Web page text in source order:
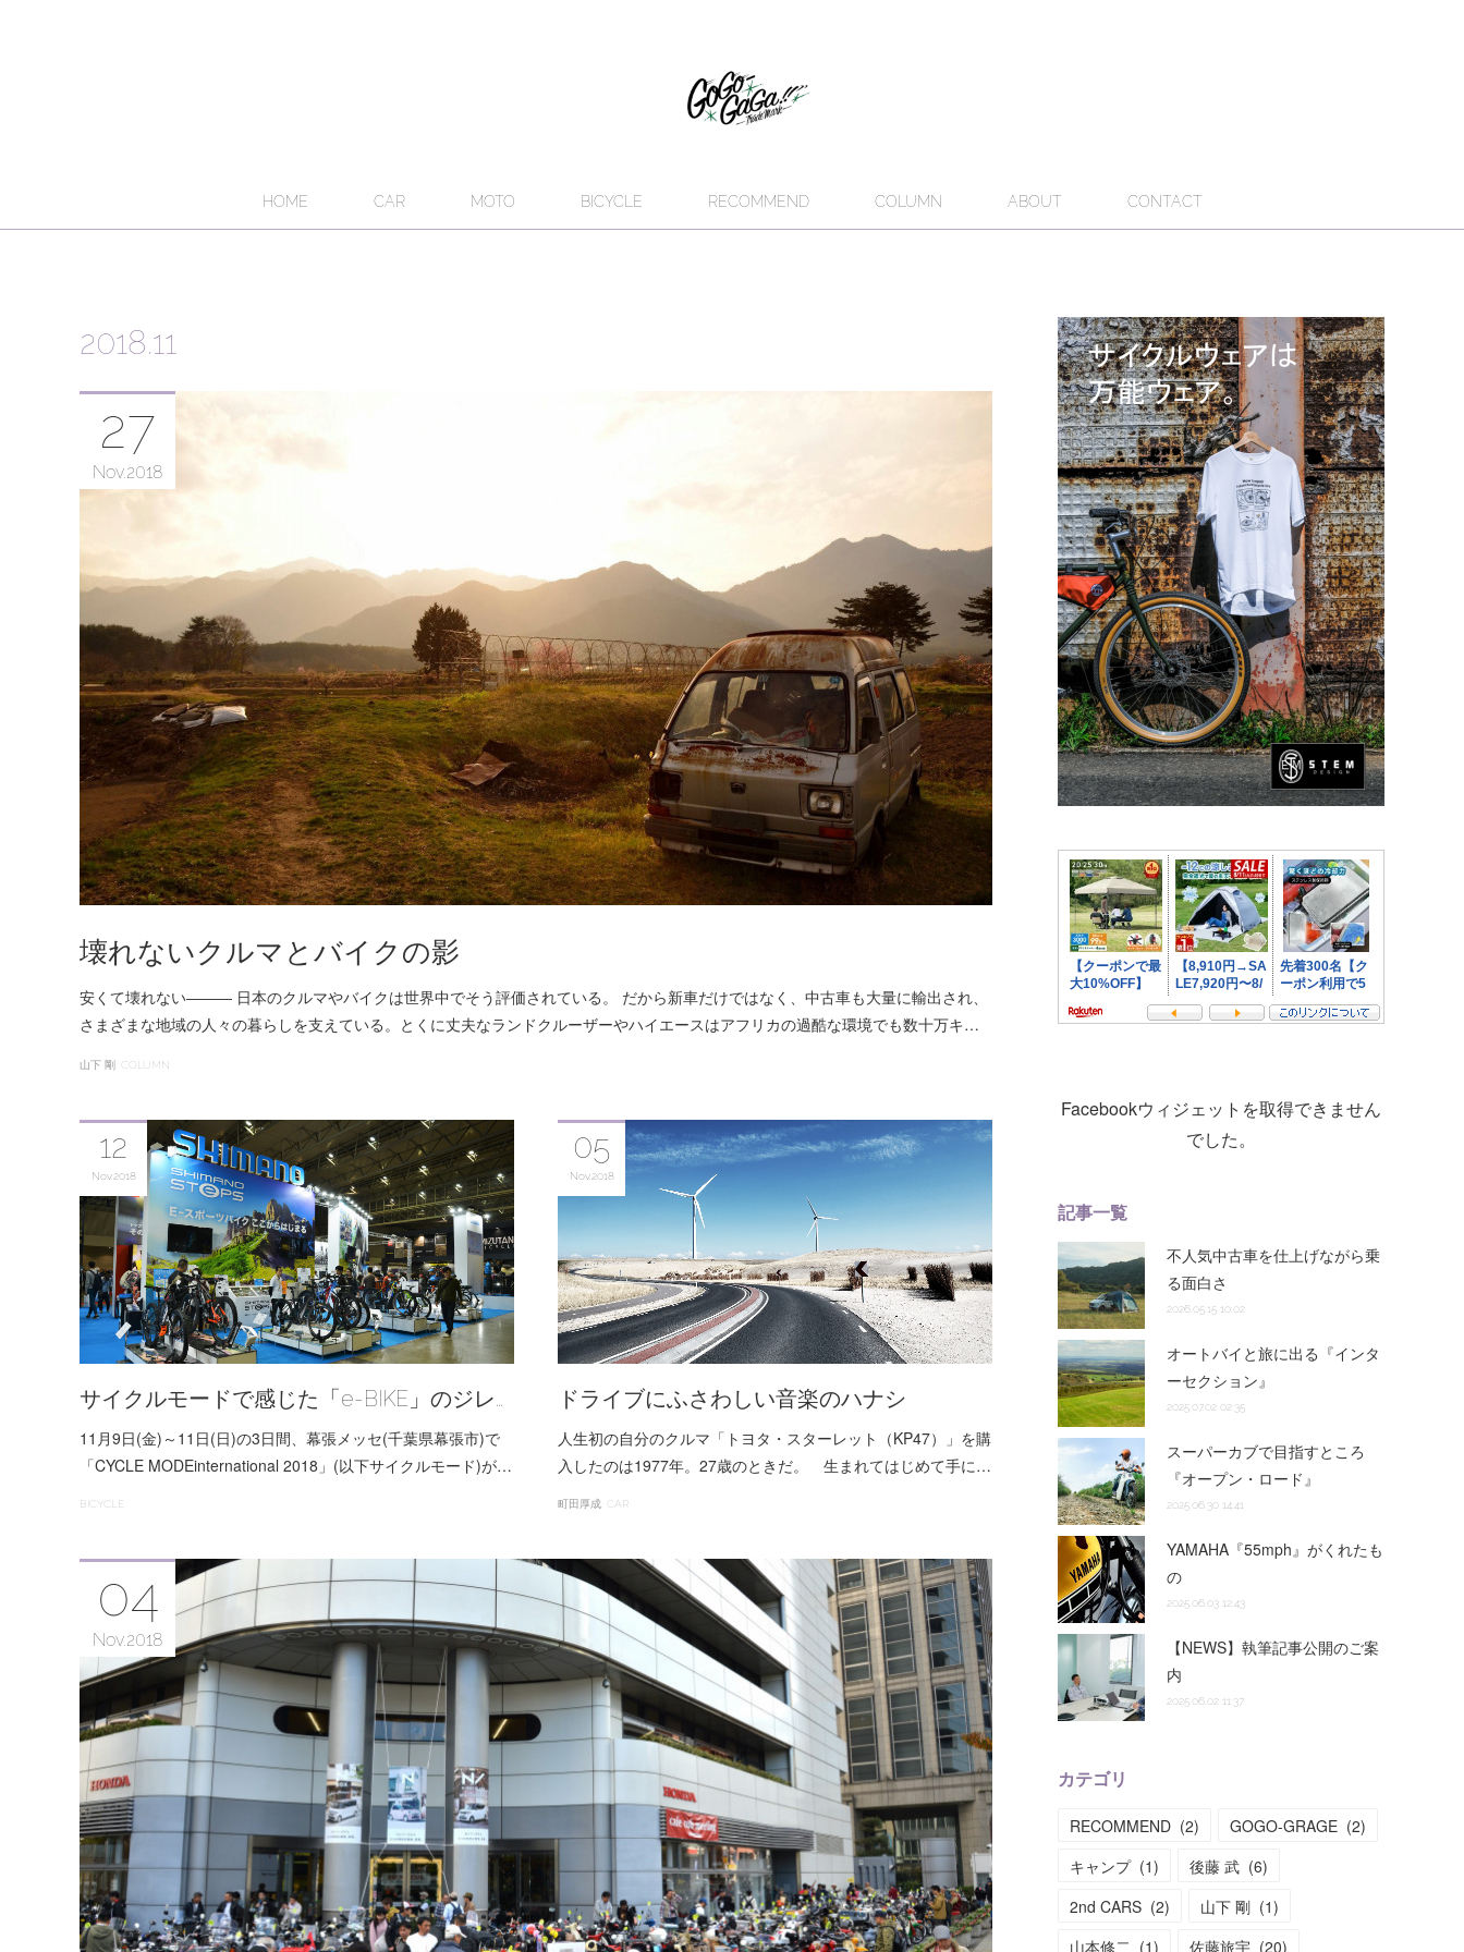
HOME CAR MOTO BICYCLE RECOMMEND COLUMN ABOUT CONTACT
2018.11
壊れないクルマとバイクの影
安くて壊れない――― 日本のクルマやバイクは世界中でそう評価されている。 だから新車だけではなく、中古車も大量に輸出され、
さまざまな地域の人々の暮らしを支えている。とくに丈夫なランドクルーザーやハイエースはアフリカの過酷な環境でも数十万キ…
27
Nov 2018
山下 剛 COLUMN
サイクルモードで感じた「e-BIKE」のジレ…
11月9日(金)～11日(日)の3日間、幕張メッセ(千葉県幕張市)で
「CYCLE MODEinternational 2018」(以下サイクルモード)が…
12
Nov 2018
BICYCLE
ドライブにふさわしい音楽のハナシ
人生初の自分のクルマ「トヨタ・スターレット（KP47）」を購
入したのは1977年。27歳のときだ。 生まれてはじめて手に…
05
Nov 2018
町田厚成 CAR
04
Nov 2018
Facebookウィジェットを取得できません
でした。
記事一覧
不人気中古車を仕上げながら乗
る面白さ
2026.05.15 10:02
オートバイと旅に出る『インタ
ーセクション』
2025.07.02 02:35
スーパーカブで目指すところ
『オープン・ロード』
2025.06.30 14:41
YAMAHA『55mph』がくれたも
の
2025.06.03 12:43
【NEWS】執筆記事公開のご案
内
2025.06.02 11:37
カテゴリ
RECOMMEND (2) GOGO-GRAGE (2)
キャンプ (1) 後藤 武 (6)
2nd CARS (2) 山下 剛 (1)
山本修二 (1) 佐藤旅宇 (20)